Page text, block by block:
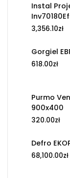
Instal
3,356.10zł
Gorgiel
618.00zł
Purmo
900x400
320.00zł
Defro
68,100.00zł